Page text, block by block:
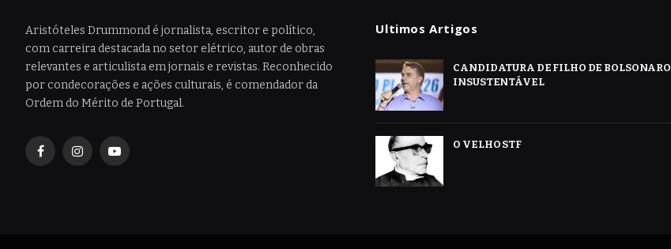
Aristóteles Drummond é jornalista, escritor e político,
com carreira destacada no setor elétrico, autor de obras
relevantes e articulista em jornais e revistas. Reconhecido
por condecorações e ações culturais, é comendador da
Ordem do Mérito de Portugal.
FacebookInstagramYouTube
Ultimos Artigos
CANDIDATURA DE FILHO DE BOLSONARO
INSUSTENTÁVEL
O VELHO STF